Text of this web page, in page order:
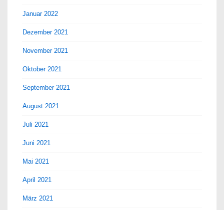
Januar 2022
Dezember 2021
November 2021
Oktober 2021
September 2021
August 2021
Juli 2021
Juni 2021
Mai 2021
April 2021
März 2021